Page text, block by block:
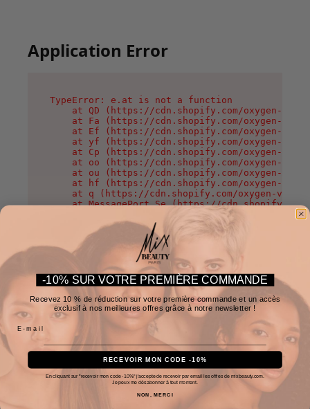
Application Error
TypeError: e.at is not a function
at QD (https://cdn.shopify.com/oxygen-v2/
at Fa (https://cdn.shopify.com/oxygen-v2/
at Ef (https://cdn.shopify.com/oxygen-v2/
at yf (https://cdn.shopify.com/oxygen-v2/
at Cp (https://cdn.shopify.com/oxygen-v2/
at oo (https://cdn.shopify.com/oxygen-v2/
at ou (https://cdn.shopify.com/oxygen-v2/
at hf (https://cdn.shopify.com/oxygen-v2/
at q (https://cdn.shopify.com/oxygen-v2/
at MessagePort.Se (https://
-10% SUR VOTRE PREMIÈRE COMMANDE
Recevez 10 % de réduction sur votre première commande et un accès
exclusif à nos meilleures offres grâce à notre newsletter !
RECEVOIR MON CODE -10%
En cliquant sur "recevoir mon code -10%" j'accepte de recevoir par email les offres de mixbeauty.com.
Je peux me désabonner à tout moment.
NON, MERCI